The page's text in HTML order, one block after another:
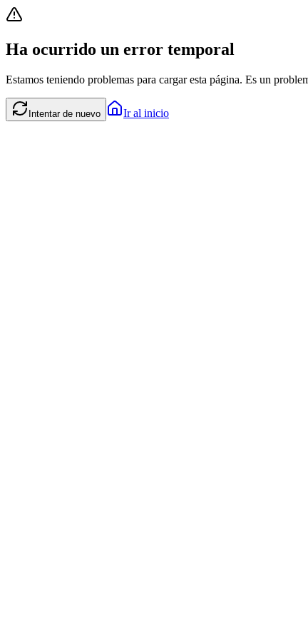
Ha ocurrido un error temporal
Estamos teniendo problemas para cargar esta página. Es un
Intentar de nuevo Ir al inicio